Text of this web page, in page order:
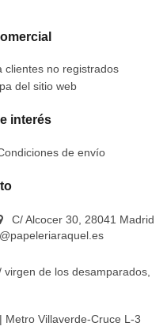
clientes no registrados
del sitio web
interés
de envío
C/ Alcocer 30, 28041 Madrid
de los desamparados,
Metro Villaverde-Cruce L-3